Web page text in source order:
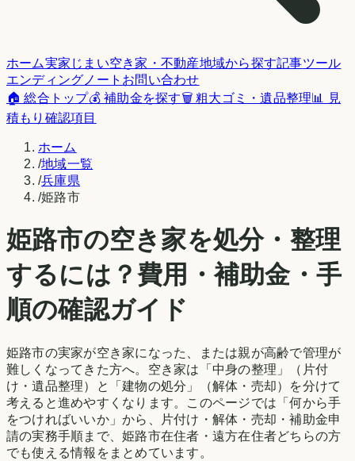
ホーム実家じまい空き家・不動産地域から探す記事ツール
エンディングノート お問い合わせ
🏠 総合トップ💰 補助金を探す🗑️ 粗大ゴミ・遺品整理📊 見
積もり確認項目
ホーム
/地域一覧
/兵庫県
/姫路市
姫路市の空き家を処分・整理
するには？費用・補助金・手
順の確認ガイド
姫路市の実家が空き家になった、または親が高齢で管理が
難しくなってきた方へ。空き家は「中身の整理」（片付
け・遺品整理）と「建物の処分」（解体・売却）を分けて
考えると進めやすくなります。このページでは「何から手
をつければいいか」から、片付け・解体・売却・補助金申
請の実務手順まで、姫路市在住者・遠方在住者どちらの方
でも使える情報をまとめています。